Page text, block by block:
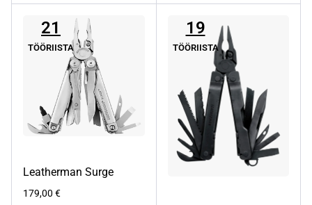
21
TÖÖRIISTA
Leatherman Surge
179,00 €
19
TÖÖRIISTA